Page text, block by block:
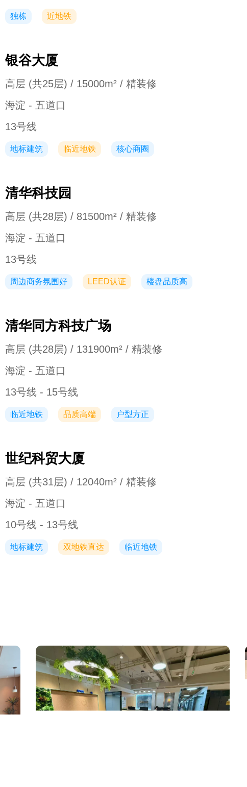
独栋 近地铁
银谷大厦
高层 (共25层) / 15000m² / 精装修
海淀 - 五道口
13号线
地标建筑 临近地铁 核心商圈
清华科技园
高层 (共28层) / 81500m² / 精装修
海淀 - 五道口
13号线
周边商务氛围好 LEED认证 楼盘品质高
清华同方科技广场
高层 (共28层) / 131900m² / 精装修
海淀 - 五道口
13号线 - 15号线
临近地铁 品质高端 户型方正
世纪科贸大厦
高层 (共31层) / 12040m² / 精装修
海淀 - 五道口
10号线 - 13号线
地标建筑 双地铁直达 临近地铁